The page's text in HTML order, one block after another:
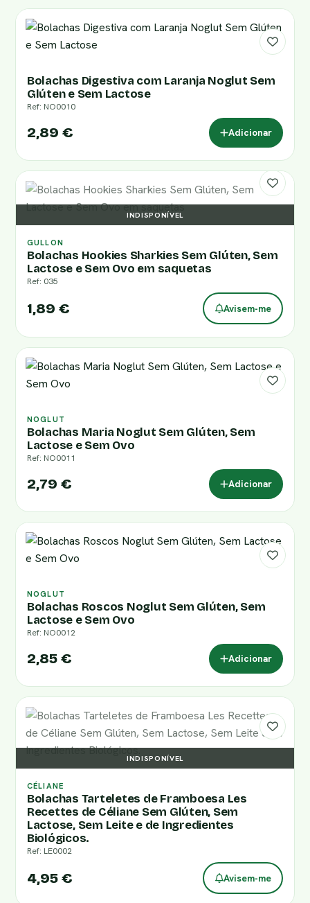
Bolachas Digestiva com Laranja Noglut Sem
Glúten e Sem Lactose
Ref: NO0010
2,89 € Adicionar
INDISPONÍVEL
GULLON
Bolachas Hookies Sharkies Sem Glúten, Sem
Lactose e Sem Ovo em saquetas
Ref: 035
1,89 € Avisem-me
NOGLUT
Bolachas Maria Noglut Sem Glúten, Sem
Lactose e Sem Ovo
Ref: NO0011
2,79 € Adicionar
NOGLUT
Bolachas Roscos Noglut Sem Glúten, Sem
Lactose e Sem Ovo
Ref: NO0012
2,85 € Adicionar
INDISPONÍVEL
CÉLIANE
Bolachas Tarteletes de Framboesa Les
Recettes de Céliane Sem Glúten, Sem
Lactose, Sem Leite e de Ingredientes
Biológicos.
Ref: LE0002
4,95 € Avisem-me